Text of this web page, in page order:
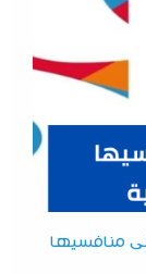
منافسيها